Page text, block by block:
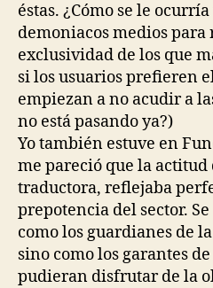
éstas. ¿Cómo se le
demoniacos medios para
exclusividad de los que
si los usuarios prefieren
empiezan a no acudir a
no está pasando ya?)
Yo también estuve en
me pareció que la actitud
traductora, reflejaba
prepotencia del sector.
como los guardianes de
sino como los garantes
pudieran disfrutar de la